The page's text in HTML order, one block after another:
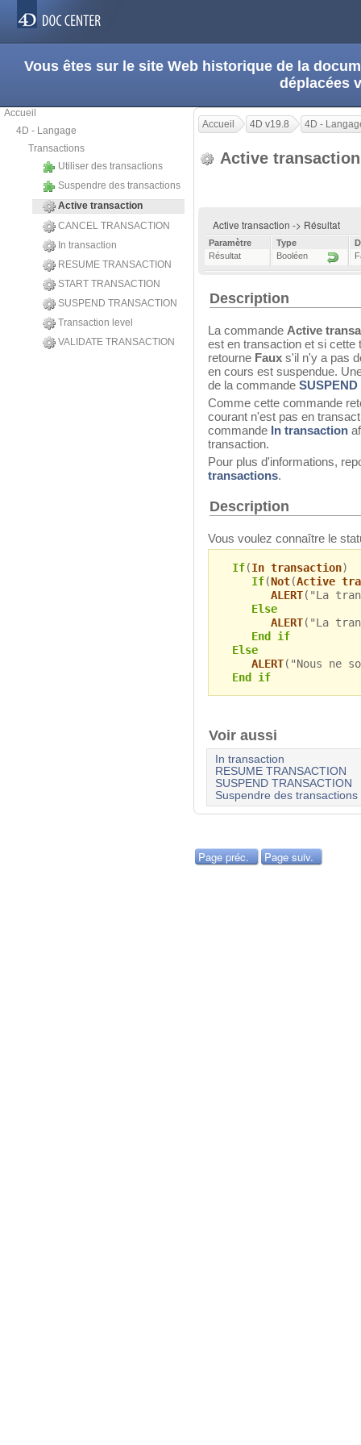
Vous êtes sur le site Web historique de la
déplacées
Accueil
4D - Langage
Transactions
Utiliser des transactions
Suspendre des transactions
Active transaction
CANCEL TRANSACTION
In transaction
RESUME TRANSACTION
START TRANSACTION
SUSPEND TRANSACTION
Transaction level
VALIDATE TRANSACTION
Accueil 4D v19.8 4D -
Active
Active transaction -> Résultat
Paramètre Type
Résultat
Booléen
Description
La commande Active
est en transaction et si cette
retourne Faux s'il n'y a pas
en cours est suspendue.
de la commande
Comme cette commande
courant n'est pas en
commande In transaction
transaction.
Pour plus d'informations,
transactions.
Description
Vous voulez connaître le
If(In transaction)
If(Not(Active
ALERT("La
Else
ALERT("La
End if
Else
ALERT("Nous ne
End if
Voir aussi
In transaction
RESUME TRANSACTION
SUSPEND TRANSACTION
Suspendre des transactions
Page préc. Page suiv.